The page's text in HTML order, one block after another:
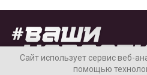
Сайт использует сервис веб-
помощью